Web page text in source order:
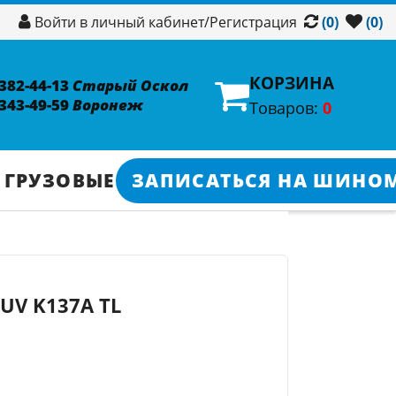
Войти в личный кабинет/Регистрация (0) (0)
44-13 Старый Оскол
49-59Воронеж
КОРЗИНА
Товаров: 0
ЗАПИСАТЬСЯ НА
K137A TL